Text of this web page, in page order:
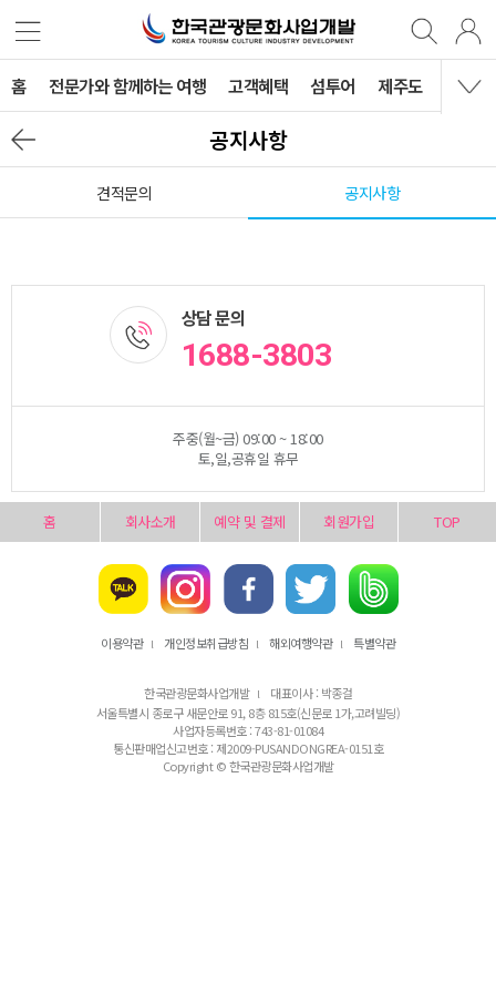
홈 전문가와 함께하는 여행 고객혜택 섬투어 제주도 국내
공지사항
견적문의 공지사항
상담 문의
1688-3803
주중(월~금) 09:00 ~ 18:00
토,일,공휴일 휴무
홈 회사소개 예약 및 결제 회원가입 TOP
이용약관 l 개인정보취급방침 l 해외여행약관 l 특별약관
한국관광문화사업개발 l
대표이사 : 박종걸
서울특별시 종로구 새문안로 91, 8층 815호(신문로 1가,고려빌딩)
사업자등록번호 : 743-81-01084
통신판매업신고번호 : 제2009-PUSANDONGREA-0151호
Copyright © 한국관광문화사업개발